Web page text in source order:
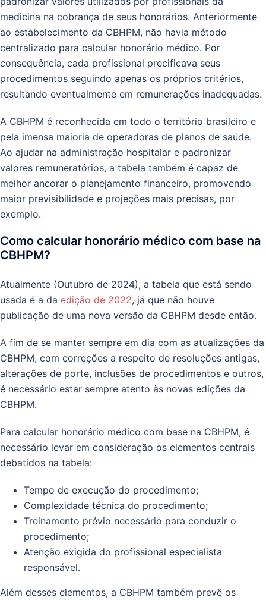
medicina na cobrança de seus honorários. Anteriormente
ao estabelecimento da CBHPM, não havia método
centralizado para calcular honorário médico. Por
consequência, cada profissional precificava seus
procedimentos seguindo apenas os próprios critérios,
resultando eventualmente em remunerações inadequadas.
A CBHPM é reconhecida em todo o território brasileiro e
pela imensa maioria de operadoras de planos de saúde.
Ao ajudar na administração hospitalar e padronizar
valores remuneratórios, a tabela também é capaz de
melhor ancorar o planejamento financeiro, promovendo
maior previsibilidade e projeções mais precisas, por
exemplo.
Como calcular honorário médico com base na
CBHPM?
Atualmente (Outubro de 2024), a tabela que está sendo
usada é a da edição de 2022, já que não houve
publicação de uma nova versão da CBHPM desde então.
A fim de se manter sempre em dia com as atualizações da
CBHPM, com correções a respeito de resoluções antigas,
alterações de porte, inclusões de procedimentos e outros,
é necessário estar sempre atento às novas edições da
CBHPM.
Para calcular honorário médico com base na CBHPM, é
necessário levar em consideração os elementos centrais
debatidos na tabela:
Tempo de execução do procedimento;
Complexidade técnica do procedimento;
Treinamento prévio necessário para conduzir o
procedimento;
Atenção exigida do profissional especialista
responsável.
Além desses elementos, a CBHPM também prevê os